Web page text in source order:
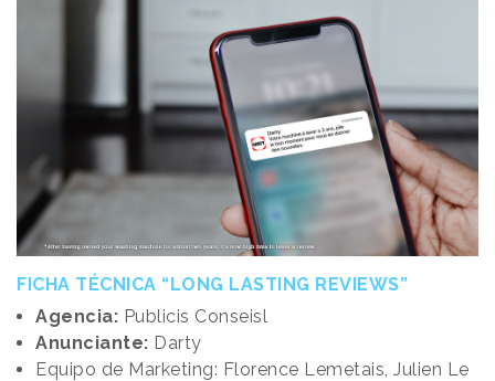
FICHA TÉCNICA “LONG LASTING REVIEWS”
Agencia: Publicis Conseisl
Anunciante: Darty
Equipo de Marketing: Florence Lemetais, Julien Le